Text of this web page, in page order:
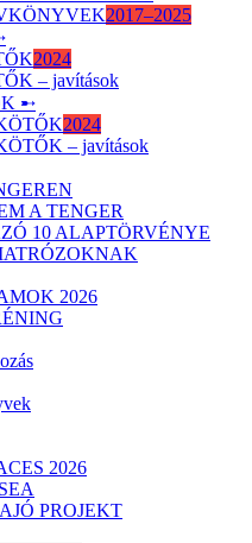
2017–2025
2024
– javítások
➸
2024
– javítások
A TENGER
10 ALAPTÖRVÉNYE
2026
2026
PROJEKT